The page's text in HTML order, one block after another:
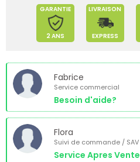
GARANTIE
2 ANS
LIVRAISON
EXPRESS
Fabrice
Service commercial
Besoin d'aide?
Flora
Suivi de commande / SAV
Service Apres Vente